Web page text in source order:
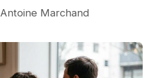
Antoine Marchand